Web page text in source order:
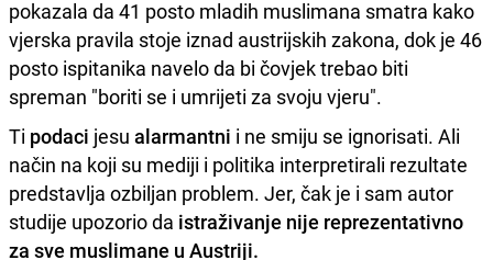
pokazala da 41 posto mladih muslimana smatra kako
vjerska pravila stoje iznad austrijskih zakona, dok je 46
posto ispitanika navelo da bi čovjek trebao biti
spreman "boriti se i umrijeti za svoju vjeru".
Ti podaci jesu alarmantni i ne smiju se ignorisati. Ali
način na koji su mediji i politika interpretirali rezultate
predstavlja ozbiljan problem. Jer, čak je i sam autor
studije upozorio da istraživanje nije reprezentativno
za sve muslimane u Austriji.